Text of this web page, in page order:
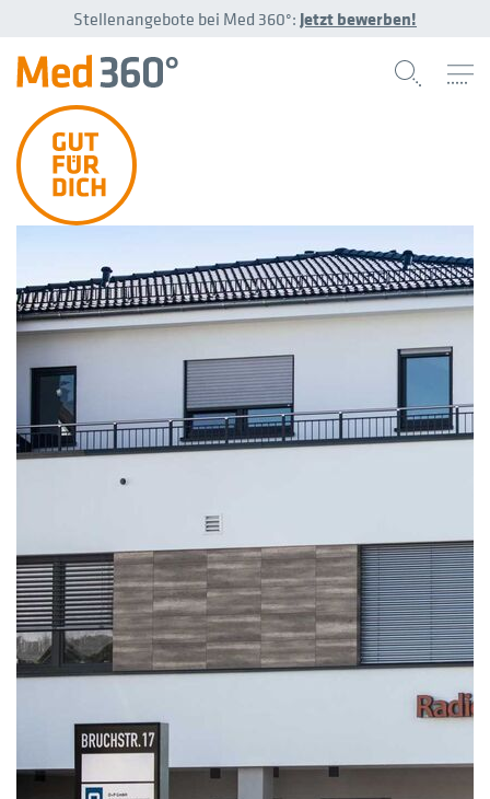
Stellenangebote bei Med 360°: Jetzt bewerben!